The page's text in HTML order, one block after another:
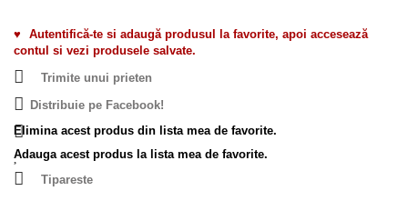
♥
Autentifică-te si adaugă produsul la favorite, apoi accesează
contul si vezi produsele salvate.
Trimite unui prieten
Distribuie pe Facebook!
Elimina acest produs din lista mea de favorite.
Adauga acest produs la lista mea de favorite.
Tipareste